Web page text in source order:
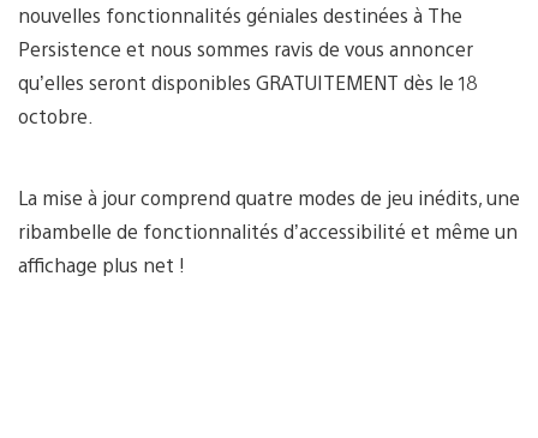
nouvelles fonctionnalités géniales destinées à The
Persistence et nous sommes ravis de vous annoncer
qu’elles seront disponibles GRATUITEMENT dès le 18
octobre.
La mise à jour comprend quatre modes de jeu inédits, une
ribambelle de fonctionnalités d’accessibilité et même un
affichage plus net !